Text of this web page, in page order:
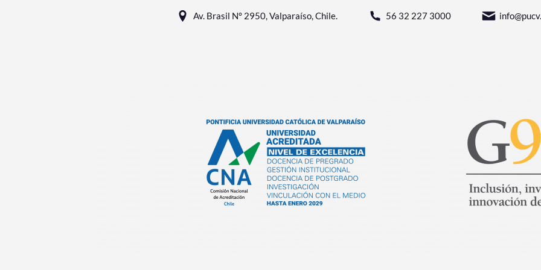
Av. Brasil N° 2950, Valparaíso, Chile. 56 32 227 3000